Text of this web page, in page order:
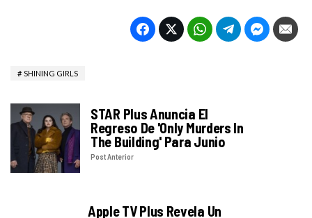
SHINING GIRLS
STAR Plus Anuncia El
Regreso De 'Only Murders In
The Building' Para Junio
Post Anterior
Apple TV Plus Revela Un